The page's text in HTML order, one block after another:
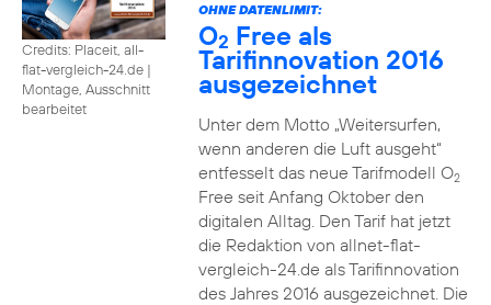
Credits: Placeit, all-
flat-vergleich-24.de |
Montage, Ausschnitt
bearbeitet
OHNE DATENLIMIT:
O2 Free als
Tarifinnovation 2016
ausgezeichnet
Unter dem Motto „Weitersurfen,
wenn anderen die Luft ausgeht“
entfesselt das neue Tarifmodell O2
Free seit Anfang Oktober den
digitalen Alltag. Den Tarif hat jetzt
die Redaktion von allnet-flat-
vergleich-24.de als Tarifinnovation
des Jahres 2016 ausgezeichnet. Die